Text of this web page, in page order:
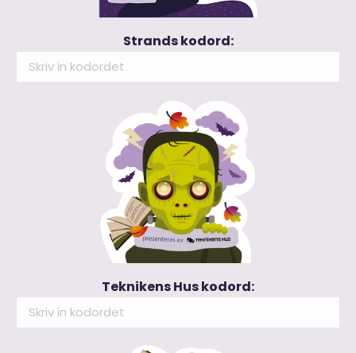
Strands kodord:
Teknikens Hus kodord: